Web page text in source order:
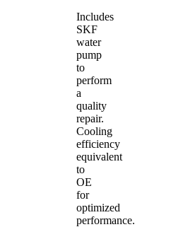
Includes
SKF
water
pump
to
perform
a
quality
repair.
Cooling
efficiency
equivalent
to
OE
for
optimized
performance.